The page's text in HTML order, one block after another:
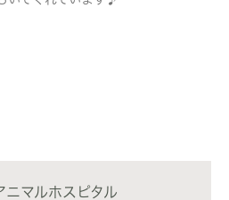
ニマルホスピタル